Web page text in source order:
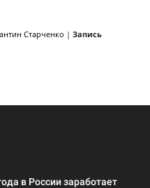
Старченко | Запись
в России заработает